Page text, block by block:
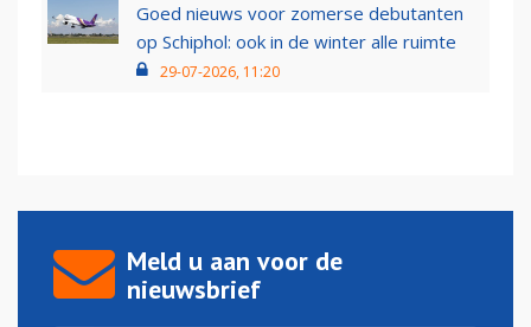
Goed nieuws voor zomerse debutanten
op Schiphol: ook in de winter alle ruimte
29-07-2026, 11:20
Meld u aan voor de
nieuwsbrief